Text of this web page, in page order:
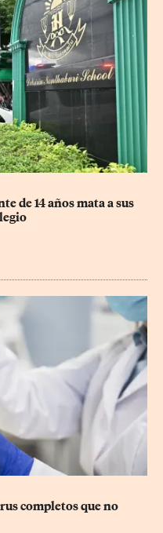
de 14 años mata a sus
completos que no